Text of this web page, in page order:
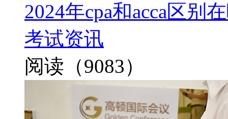
2024年cpa和acca区别
考试资讯
阅读（9083）